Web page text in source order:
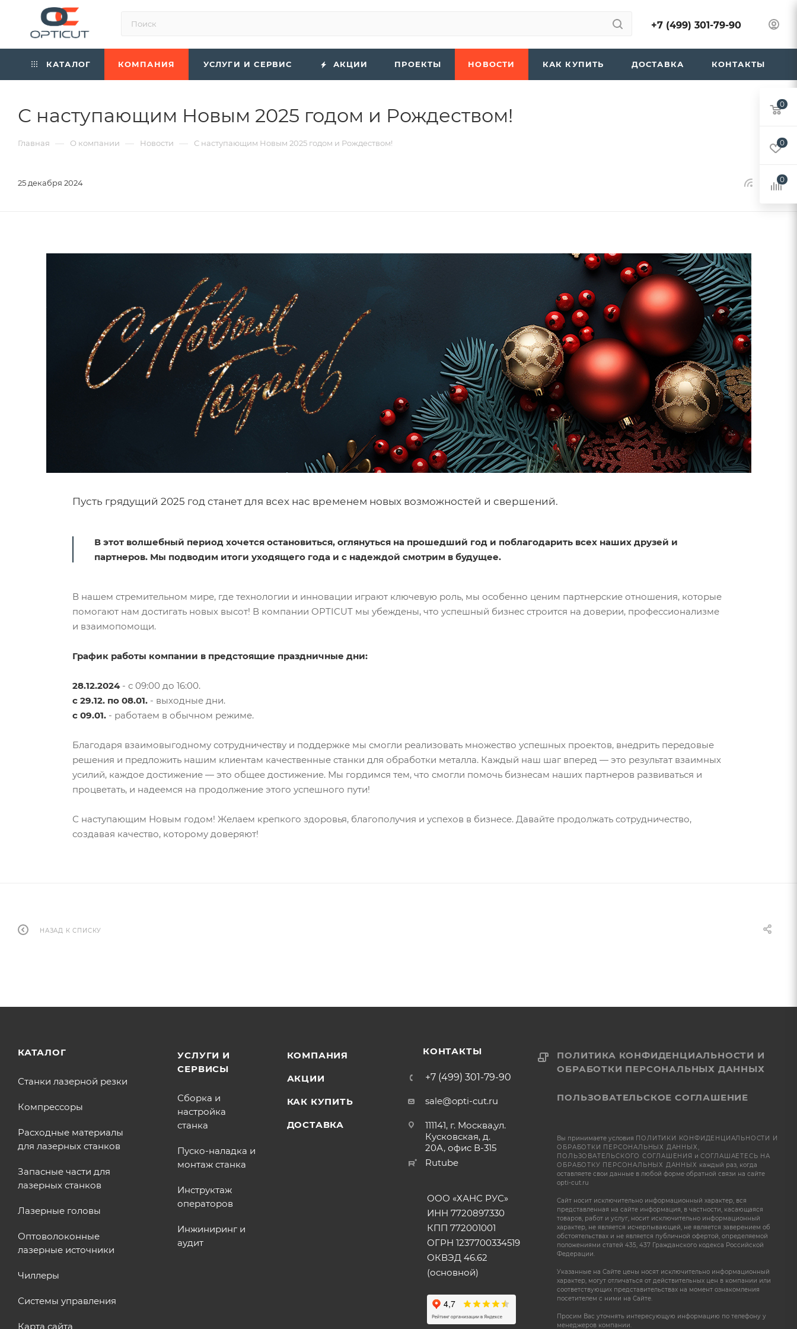
+7 (499) 301-79-90
КАТАЛОГ КОМПАНИЯ УСЛУГИ И СЕРВИС АКЦИИ ПРОЕКТЫ НОВОСТИ КАК КУПИТЬ ДОСТАВКА КОНТАКТЫ
С наступающим Новым 2025 годом и Рождеством!
Главная — О компании — Новости — С наступающим Новым 2025 годом и Рождеством!
25 декабря 2024
Пусть грядущий 2025 год станет для всех нас временем новых возможностей и свершений.
В этот волшебный период хочется остановиться, оглянуться на прошедший год и поблагодарить всех наших друзей и
партнеров. Мы подводим итоги уходящего года и с надеждой смотрим в будущее.
В нашем стремительном мире, где технологии и инновации играют ключевую роль, мы особенно ценим партнерские отношения, которые
помогают нам достигать новых высот! В компании OPTICUT мы убеждены, что успешный бизнес строится на доверии, профессионализме
и взаимопомощи.
График работы компании в предстоящие праздничные дни:
28.12.2024 - с 09:00 до 16:00.
с 29.12. по 08.01. - выходные дни.
с 09.01. - работаем в обычном режиме.
Благодаря взаимовыгодному сотрудничеству и поддержке мы смогли реализовать множество успешных проектов, внедрить передовые
решения и предложить нашим клиентам качественные станки для обработки металла. Каждый наш шаг вперед — это результат взаимных
усилий, каждое достижение — это общее достижение. Мы гордимся тем, что смогли помочь бизнесам наших партнеров развиваться и
процветать, и надеемся на продолжение этого успешного пути!
С наступающим Новым годом! Желаем крепкого здоровья, благополучия и успехов в бизнесе. Давайте продолжать сотрудничество,
создавая качество, которому доверяют!
НАЗАД К СПИСКУ
КАТАЛОГ
Станки лазерной резки
Компрессоры
Расходные материалы
для лазерных станков
Запасные части для
лазерных станков
Лазерные головы
Оптоволоконные
лазерные источники
Чиллеры
Системы управления
Карта сайта
УСЛУГИ И
СЕРВИСЫ
Сборка и
настройка
станка
Пуско-наладка и
монтаж станка
Инструктаж
операторов
Инжиниринг и
аудит
КОМПАНИЯ
АКЦИИ
КАК КУПИТЬ
ДОСТАВКА
КОНТАКТЫ
+7 (499) 301-79-90
sale@opti-cut.ru
111141, г. Москва,ул.
Кусковская, д.
20А, офис В-315
Rutube
ООО «ХАНС РУС»
ИНН 7720897330
КПП 772001001
ОГРН 1237700334519
ОКВЭД 46.62
(основной)
ПОЛИТИКА КОНФИДЕНЦИАЛЬНОСТИ И
ОБРАБОТКИ ПЕРСОНАЛЬНЫХ ДАННЫХ
ПОЛЬЗОВАТЕЛЬСКОЕ СОГЛАШЕНИЕ
Вы принимаете условия ПОЛИТИКИ КОНФИДЕНЦИАЛЬНОСТИ И
ОБРАБОТКИ ПЕРСОНАЛЬНЫХ ДАННЫХ,
ПОЛЬЗОВАТЕЛЬСКОГО СОГЛАШЕНИЯ и СОГЛАШАЕТЕСЬ НА
ОБРАБОТКУ ПЕРСОНАЛЬНЫХ ДАННЫХ каждый раз, когда
оставляете свои данные в любой форме обратной связи на сайте
opti-cut.ru
Сайт носит исключительно информационный характер, вся
представленная на сайте информация, в частности, касающаяся
товаров, работ и услуг, носит исключительно информационный
характер, не является исчерпывающей, не является заверением об
обстоятельствах и не является публичной офертой, определяемой
положениями статей 435, 437 Гражданского кодекса Российской
Федерации.
Указанные на Сайте цены носят исключительно информационный
характер, могут отличаться от действительных цен в компании или
соответствующих представительствах на момент ознакомления
посетителем с ними на Сайте.
Просим Вас уточнять интересующую информацию по телефону у
менеджеров компании.
0
0
0